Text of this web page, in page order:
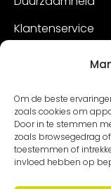
Om de beste
zoals cookies om
Door in te stemmen
zoals browsegedrag of
toestemmen of
invloed hebben op
Klantenservice